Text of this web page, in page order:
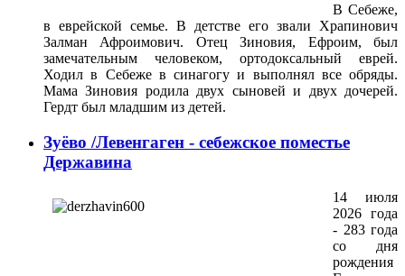
В Себеже,
в еврейской семье. В детстве его звали Храпинович
Залман Афроимович. Отец Зиновия, Ефроим, был
замечательным человеком, ортодоксальный еврей.
Ходил в Себеже в синагогу и выполнял все обряды.
Мама Зиновия родила двух сыновей и двух дочерей.
Гердт был младшим из детей.
Зуёво /Левенгаген - себежское поместье
Державина
14 июля
2026 года
- 283 года
со дня
рождения